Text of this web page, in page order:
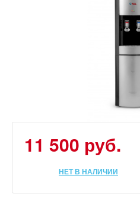
11 500 руб.
НЕТ В НАЛИЧИИ